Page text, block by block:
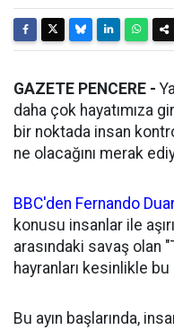
GAZETE PENCERE -
daha çok hayatımıza
bir noktada insan
ne olacağını merak
BBC'den Fernando
konusu insanlar ile
arasındaki savaş olan
hayranları kesinlikle
Bu ayın başlarında,